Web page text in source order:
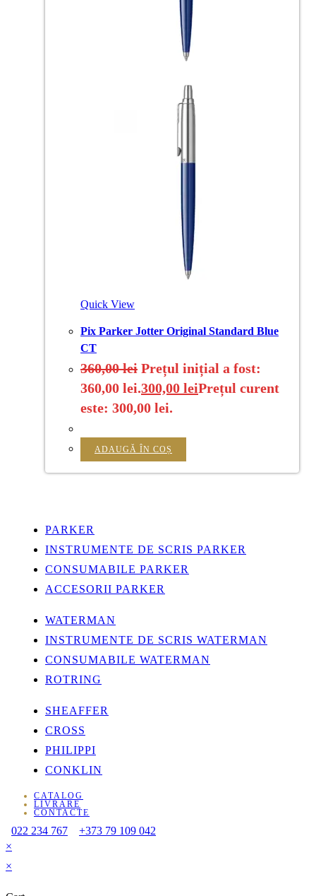
Quick View
Pix Parker Jotter Original Standard Blue
CT
360,00lei Prețul inițial a fost:
360,00 lei.300,00 leiPrețul curent
este: 300,00 lei.
ADAUGĂ ÎN COȘ
PARKER
INSTRUMENTE DE SCRIS PARKER
CONSUMABILE PARKER
ACCESORII PARKER
WATERMAN
INSTRUMENTE DE SCRIS WATERMAN
CONSUMABILE WATERMAN
ROTRING
SHEAFFER
CROSS
PHILIPPI
CONKLIN
CATALOG
LIVRARE
CONTACTE
022 234 767
+373 79 109 042
×
×